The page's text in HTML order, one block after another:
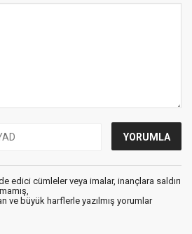
edici cümleler veya imalar, inançlara saldırı
ve büyük harflerle yazılmış yorumlar